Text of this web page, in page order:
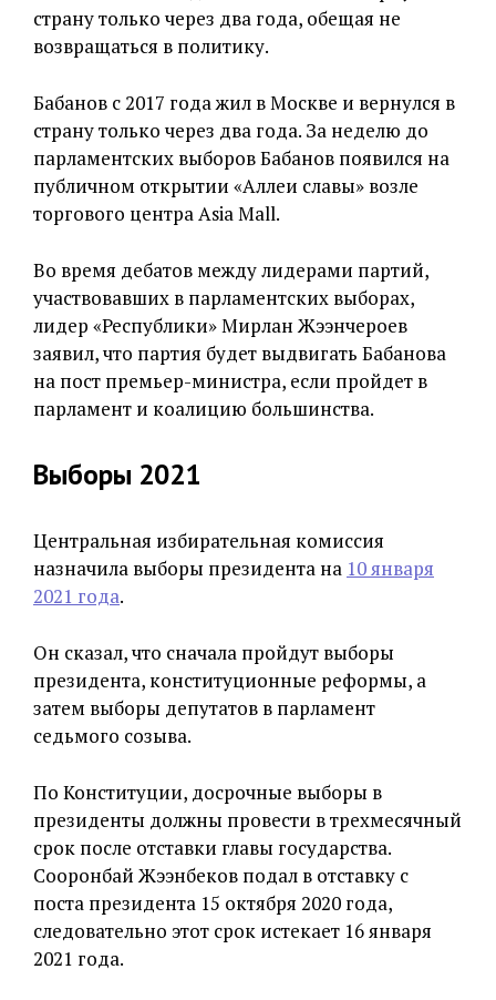
страну только через два года, обещая не
возвращаться в политику.
Бабанов с 2017 года жил в Москве и вернулся в
страну только через два года. За неделю до
парламентских выборов Бабанов появился на
публичном открытии «Аллеи славы» возле
торгового центра Asia Mall.
Во время дебатов между лидерами партий,
участвовавших в парламентских выборах,
лидер «Республики» Мирлан Жээнчероев
заявил, что партия будет выдвигать Бабанова
на пост премьер-министра, если пройдет в
парламент и коалицию большинства.
Выборы 2021
Центральная избирательная комиссия
назначила выборы президента на 10 января
2021 года.
Он сказал, что сначала пройдут выборы
президента, конституционные реформы, а
затем выборы депутатов в парламент
седьмого созыва.
По Конституции, досрочные выборы в
президенты должны провести в трехмесячный
срок после отставки главы государства.
Сооронбай Жээнбеков подал в отставку с
поста президента 15 октября 2020 года,
следовательно этот срок истекает 16 января
2021 года.